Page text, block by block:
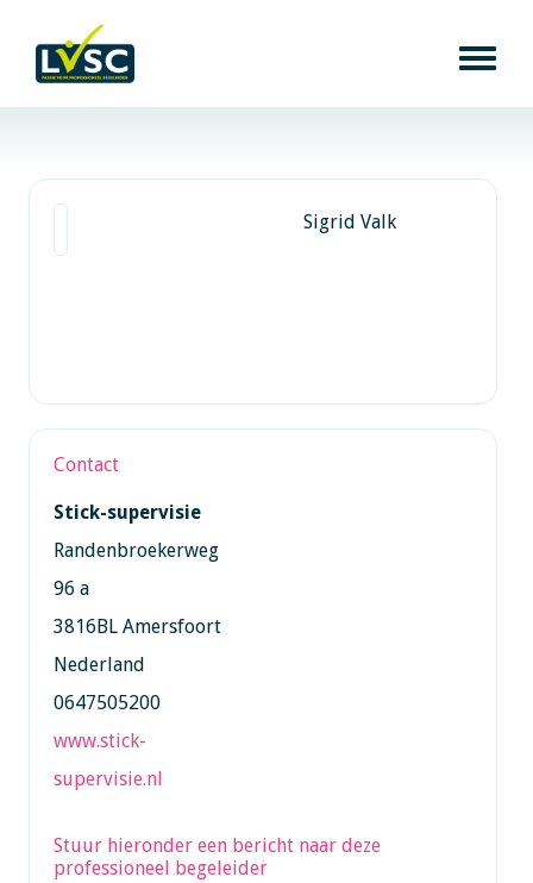
Sigrid Valk
Contact
Stick-supervisie
Randenbroekerweg
96 a
3816BL Amersfoort
Nederland
0647505200
www.stick-
supervisie.nl
Stuur hieronder een bericht naar deze
professioneel begeleider